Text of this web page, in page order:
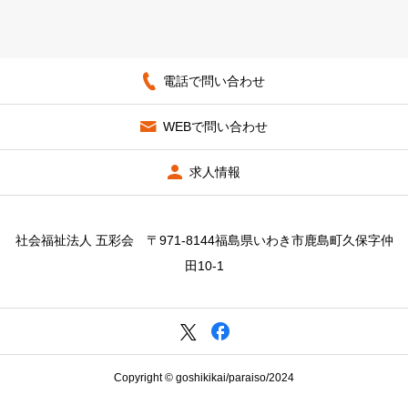
電話で問い合わせ
WEBで問い合わせ
求人情報
社会福祉法人 五彩会 〒971-8144福島県いわき市鹿島町久保字仲
田10-1
Copyright © goshikikai/paraiso/2024